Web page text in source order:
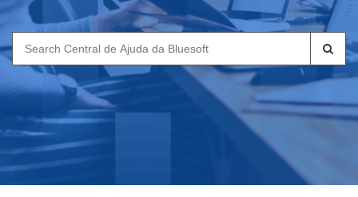
Search
for: